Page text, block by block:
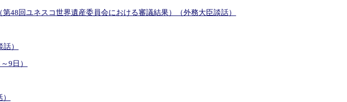
48回ユネスコ世界遺産委員会における審議結果）（外務大臣談話）
）
9日）